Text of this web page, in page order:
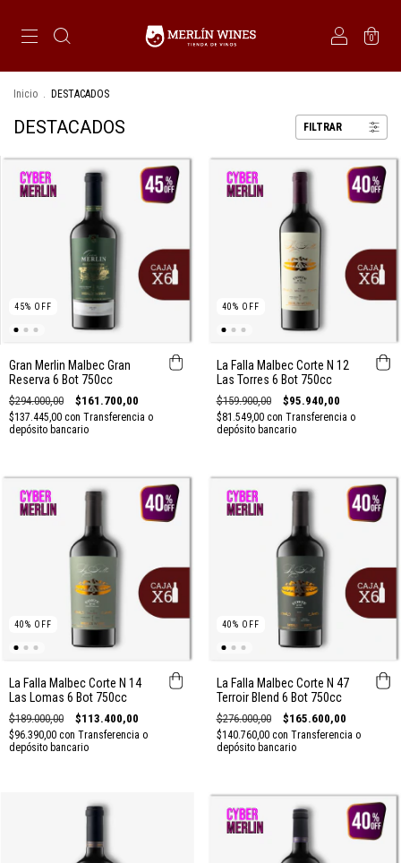
0
Inicio . DESTACADOS
DESTACADOS FILTRAR
45% OFF
Gran Merlin Malbec Gran
Reserva 6 Bot 750cc
$294.000,00 $161.700,00
$137.445,00 con Transferencia o
depósito bancario
40% OFF
La Falla Malbec Corte N 12
Las Torres 6 Bot 750cc
$159.900,00 $95.940,00
$81.549,00 con Transferencia o
depósito bancario
40% OFF
La Falla Malbec Corte N 14
Las Lomas 6 Bot 750cc
$189.000,00 $113.400,00
$96.390,00 con Transferencia o
depósito bancario
40% OFF
La Falla Malbec Corte N 47
Terroir Blend 6 Bot 750cc
$276.000,00 $165.600,00
$140.760,00 con Transferencia o
depósito bancario